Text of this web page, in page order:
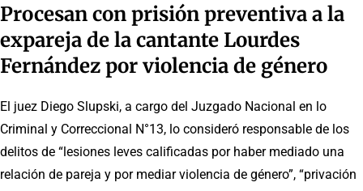
Procesan con prisión preventiva a la
expareja de la cantante Lourdes
Fernández por violencia de género
El juez Diego Slupski, a cargo del Juzgado Nacional en lo
Criminal y Correccional N°13, lo consideró responsable de los
delitos de “lesiones leves calificadas por haber mediado una
relación de pareja y por mediar violencia de género”, “privación